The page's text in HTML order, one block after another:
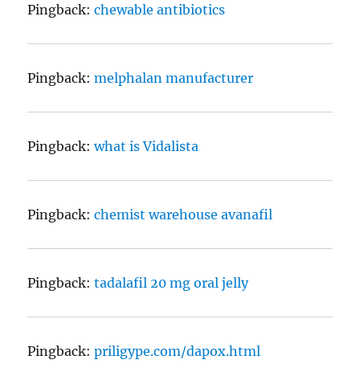
Pingback:chewable antibiotics
Pingback:melphalan manufacturer
Pingback:what is Vidalista
Pingback:chemist warehouse avanafil
Pingback:tadalafil 20 mg oral jelly
Pingback:priligype.com/dapox.html